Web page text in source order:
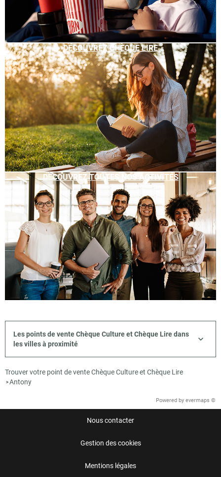
DÉCOUVREZ CHÈQUE LIRE
DÉCOUVREZ TOUTES NOS ACTIVITÉS
Les points de vente Chèque Culture et Chèque Lire dans
les villes à proximité
Trouver votre point de vente Chèque Culture et Chèque Lire
>Antony
Powered by evermaps ©
Nous contacter
Gestion des cookies
Mentions légales